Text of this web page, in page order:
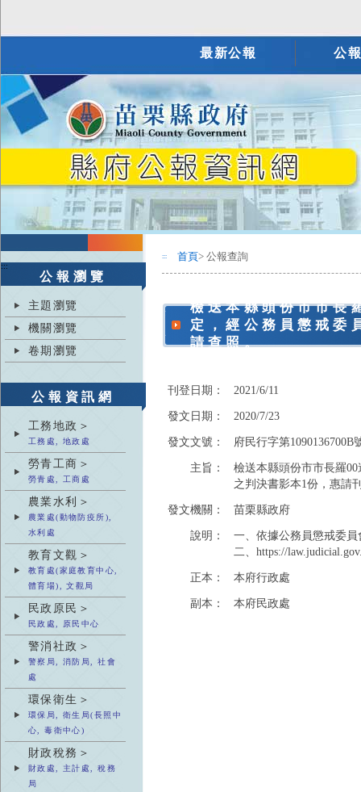
最新公報 公
:::
公報瀏覽
主題瀏覽
機關瀏覽
卷期瀏覽
公報資訊網
工務地政＞
工務處, 地政處
勞青工商＞
勞青處, 工商處
農業水利＞
農業處(動物防疫所),
水利處
教育文觀＞
教育處(家庭教育中心,
體育場), 文觀局
民政原民＞
民政處, 原民中心
警消社政＞
警察局, 消防局, 社會
處
環保衛生＞
環保局, 衛生局(長照中
心, 毒衛中心)
財政稅務＞
財政處, 主計處, 稅務
局
::: 首頁> 公報查詢
檢送本縣頭份市市長
定，經公務員懲戒委
請查照。
刊登日期：
2021/6/11
發文日期：
2020/7/23
發文文號：
府民行字第1090136700B
主旨：
檢送本縣頭份市市長羅
之判決書影本1份，惠請
發文機關：
苗栗縣政府
說明：
一、依據公務員懲戒委員
二、https://
正本：
本府行政處
副本：
本府民政處